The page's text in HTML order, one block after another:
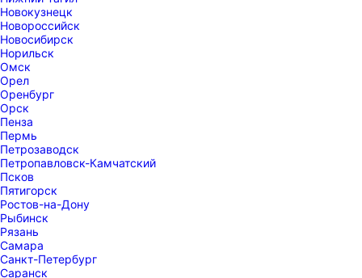
Новокузнецк
Новороссийск
Новосибирск
Норильск
Омск
Орел
Оренбург
Орск
Пенза
Пермь
Петрозаводск
Петропавловск-Камчатский
Псков
Пятигорск
Ростов-на-Дону
Рыбинск
Рязань
Самара
Санкт-Петербург
Саранск